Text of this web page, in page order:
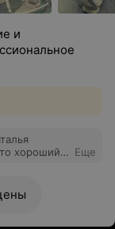
и
хороший
по
Наталья
Еще